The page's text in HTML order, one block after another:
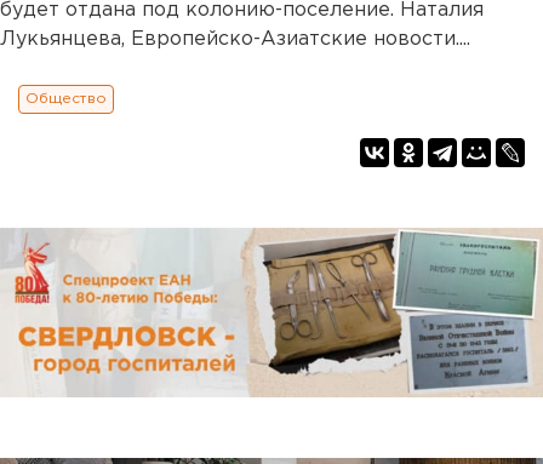
будет отдана под колонию-поселение. Наталия
Лукьянцева, Европейско-Азиатские новости....
Общество